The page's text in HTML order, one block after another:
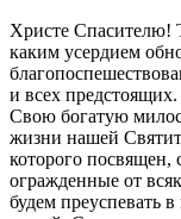
Христе Спасителю!
каким усердием
и всех
Свою богатую
жизни нашей
которого посвящен,
огражденные от
будем преуспевать